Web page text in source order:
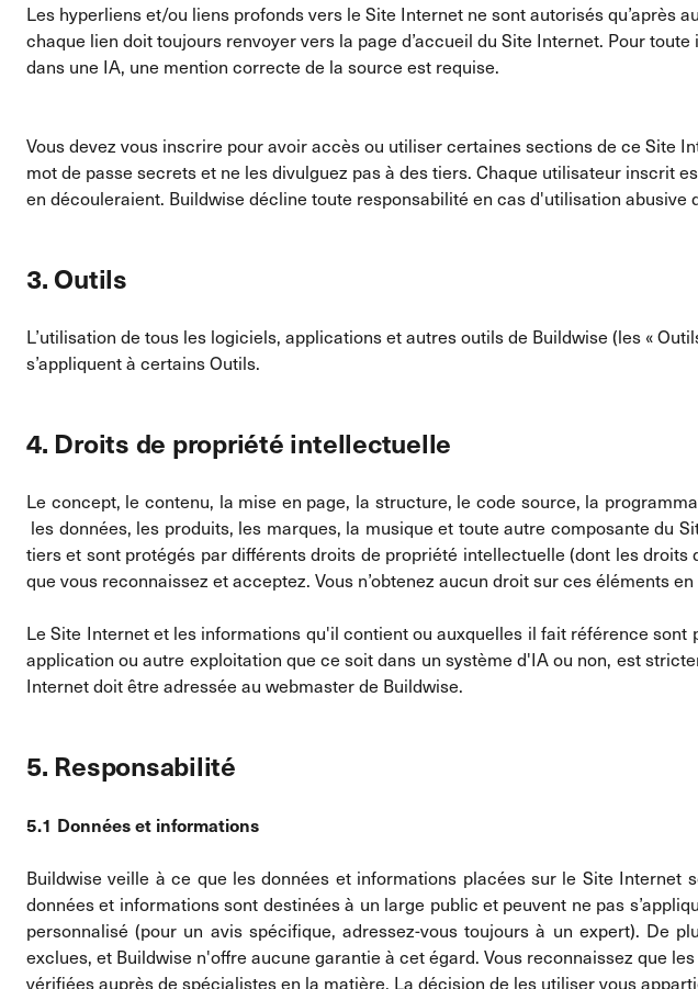
Les hyperliens et/ou liens profonds vers le Site Internet ne sont autorisés qu’après
chaque lien doit toujours renvoyer vers la page d’accueil du Site Internet. Pour
dans une IA, une mention correcte de la source est requise.
Vous devez vous inscrire pour avoir accès ou utiliser certaines sections de ce Site
mot de passe secrets et ne les divulguez pas à des tiers. Chaque utilisateur inscrit
en découleraient. Buildwise décline toute responsabilité en cas d'utilisation abusive
3. Outils
L’utilisation de tous les logiciels, applications et autres outils de Buildwise (les «
s’appliquent à certains Outils.
4. Droits de propriété intellectuelle
Le concept, le contenu, la mise en page, la structure, le code source, la
les données, les produits, les marques, la musique et toute autre composante du
tiers et sont protégés par différents droits de propriété intellectuelle (dont les
que vous reconnaissez et acceptez. Vous n’obtenez aucun droit sur ces éléments
Le Site Internet et les informations qu'il contient ou auxquelles il fait référence
application ou autre exploitation que ce soit dans un système d'IA ou non, est
Internet doit être adressée au webmaster de Buildwise.
5. Responsabilité
5.1 Données et informations
Buildwise veille à ce que les données et informations placées sur le Site
données et informations sont destinées à un large public et peuvent ne pas
personnalisé (pour un avis spécifique, adressez-vous toujours à un expert). De
exclues, et Buildwise n'offre aucune garantie à cet égard. Vous reconnaissez que
vérifiées auprès de spécialistes en la matière. La décision de les utiliser vous